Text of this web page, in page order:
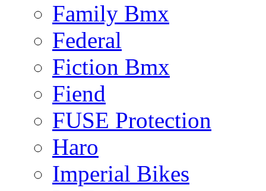
Family Bmx
Federal
Fiction Bmx
Fiend
FUSE Protection
Haro
Imperial Bikes